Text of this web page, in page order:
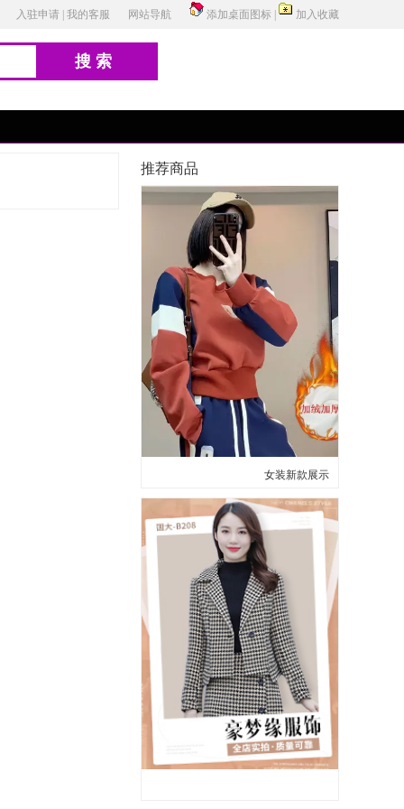
入驻申请 我的客服 网站导航 添加桌面图标 加入收藏
搜索
推荐商品
女装新款展示